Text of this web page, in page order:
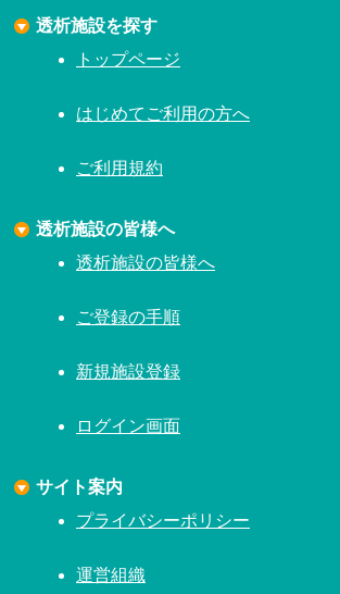
透析施設を探す
トップページ
はじめてご利用の方へ
ご利用規約
透析施設の皆様へ
透析施設の皆様へ
ご登録の手順
新規施設登録
ログイン画面
サイト案内
プライバシーポリシー
運営組織